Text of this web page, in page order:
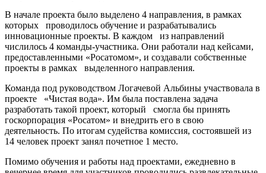
В начале проекта было выделено 4 направления, в рамках
которых проводилось обучение и разрабатывались
инновационные проекты. В каждом из направлений
числилось 4 команды-участника. Они работали над кейсами,
предоставленными «Росатомом», и создавали собственные
проекты в рамках выделенного направления.
Команда под руководством Логачевой Альбины участвовала в
проекте «Чистая вода». Им была поставлена задача
разработать такой проект, который смогла бы принять
госкорпорация «Росатом» и внедрить его в свою
деятельность. По итогам судейства комиссия, состоявшей из
14 человек проект занял почетное 1 место.
Помимо обучения и работы над проектами, ежедневно в